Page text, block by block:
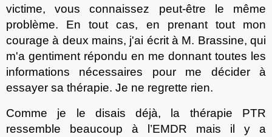
victime, vous connaissez peut-être le même
problème. En tout cas, en prenant tout mon
courage à deux mains, j'ai écrit à M. Brassine, qui
m'a gentiment répondu en me donnant toutes les
informations nécessaires pour me décider à
essayer sa thérapie. Je ne regrette rien.
Comme je le disais déjà, la thérapie PTR
ressemble beaucoup à l’EMDR mais il y a